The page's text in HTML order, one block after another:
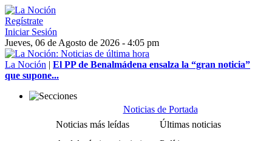
Regístrate
Iniciar Sesión
Jueves, 06 de Agosto de 2026 - 4:05 pm
La Noción | El PP de Benalmádena ensalza la “gran noticia”
que supone...
Noticias de Portada
Noticias más leídas
Últimas noticias